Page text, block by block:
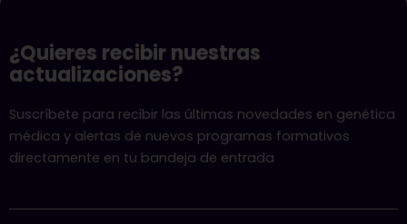
¿Quieres recibir nuestras
actualizaciones?
Suscríbete para recibir las últimas novedades en genética
médica y alertas de nuevos programas formativos
directamente en tu bandeja de entrada